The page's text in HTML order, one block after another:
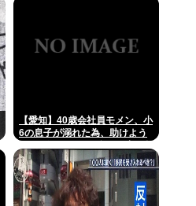
【愛知】40歳会社員モメン、小
6の息子が溺れた為、助けよう
出